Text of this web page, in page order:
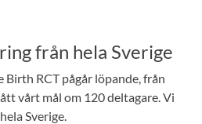
från hela Sverige
RCT pågår löpande, från
vårt mål om 120 deltagare. Vi
Sverige.